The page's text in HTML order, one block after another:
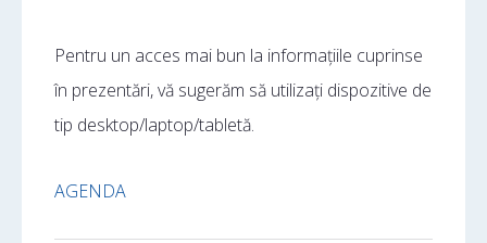
Pentru un acces mai bun la informațiile cuprinse
în prezentări, vă sugerăm să utilizați dispozitive de
tip desktop/laptop/tabletă.
AGENDA